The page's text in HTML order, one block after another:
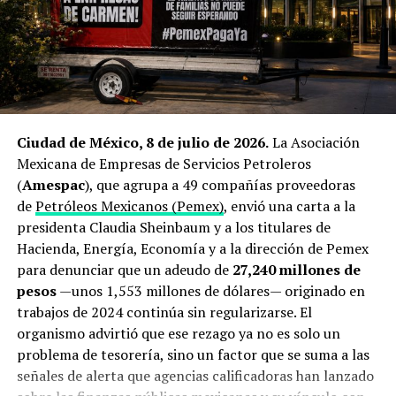
Qué está en juego: el peso
económico y energético del
estrecho de Ormuz
punto más angosto y separa las costas de Irán y Omán
Se trata del único acceso marítimo desde el Golfo
Pérsico hacia mar abierto y, en condiciones normales,
por ahí transitaba cerca de una quinta parte del
petróleo transportado por vía marítima a escala global,
además de un porcentaje significativo del gas natural
licuado producido por Arabia Saudita, Emiratos Árabes
Unidos, Irak y Catar con destino principal a Asia, de
acuerdo con estimaciones de laAdministración de
Información Energética de Estados Unidos.
Desde finales de febrero, ese flujo se ha visto
producción mexicana.
El cierre de Ormuz dispara la
búsqueda de proveedores
alternativos
El origen de esta operación está directamente ligado a la
guerra que estalló a finales de febrero de 2026 entre
Estados Unidos, Israel e Irán. El bloqueo del estrecho de
Ormuz —ruta por la que transita aproximadamente una
quinta parte de la demanda mundial de crudo— provocó
un repunte superior al 22% interanual en los precios del
petróleo Brenty encendió las alarmas en Tokio.
Antes del conflicto, Japón dependía de Medio Oriente
para cerca del 94% de sus importaciones petroleras, y
hasta un 70% de todo su suministro debía transitar
Ciudad de México, 8 de julio de 2026.La Asociación
Mexicana de Empresas de Servicios Petroleros
(Amespac), que agrupa a 49 compañías proveedoras
dePetróleos Mexicanos (Pemex), envió una carta a la
presidenta Claudia Sheinbaum y a los titulares de
Hacienda, Energía, Economía y a la dirección de Pemex
para denunciar que un adeudo de 27,240 millones de
pesos—unos 1,553 millones de dólares— originado en
trabajos de 2024 continúa sin regularizarse. El
organismo advirtió que ese rezago ya no es solo un
problema de tesorería, sino un factor que se suma a las
señales de alerta que agencias calificadoras han lanzado